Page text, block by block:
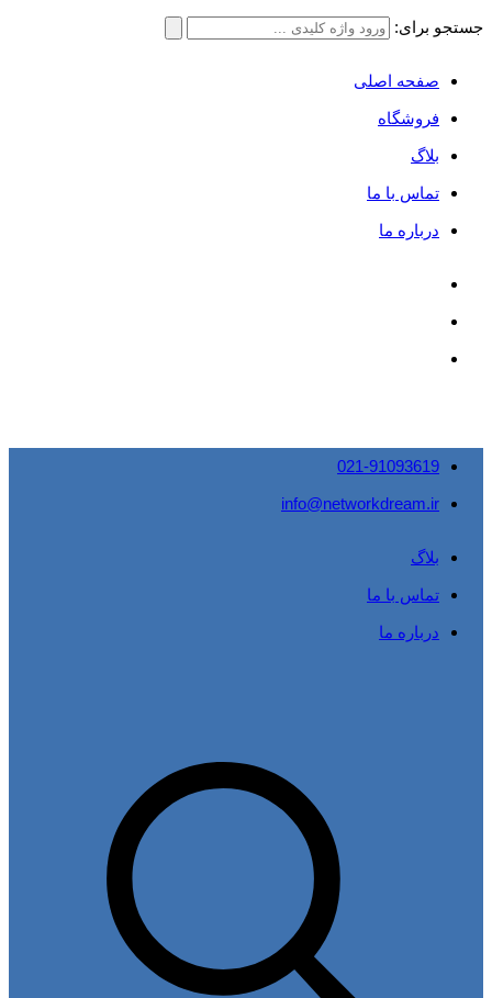
جستجو برای:
صفحه اصلی
فروشگاه
بلاگ
تماس با ما
درباره ما
021-91093619
info@networkdream.ir
بلاگ
تماس با ما
درباره ما